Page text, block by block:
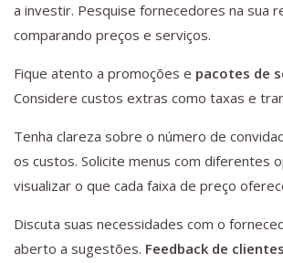
a investir. Pesquise fornecedores na sua
comparando preços e serviços.
Fique atento a promoções e pacotes de
Considere custos extras como taxas e
Tenha clareza sobre o número de
os custos. Solicite menus com diferentes
visualizar o que cada faixa de preço
Discuta suas necessidades com o
aberto a sugestões. Feedback de clientes